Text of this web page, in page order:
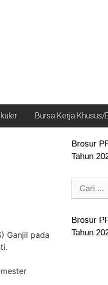
Bursa Kerja Khusus/
Ganjil pada
Brosur
Tahun
Brosur
Tahun